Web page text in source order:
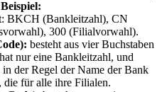
BKCH (Bankleitzahl), CN
300 (Filialvorwahl).
besteht aus vier Buchstaben
nur eine Bankleitzahl, und
der Regel der Name der Bank
für alle ihre Filialen.